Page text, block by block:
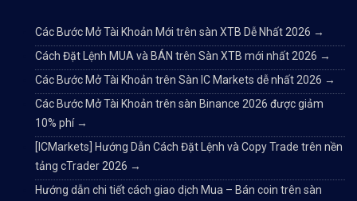
Các Bước Mở Tài Khoản Mới trên sàn XTB Dễ Nhất 2026 →
Cách Đặt Lệnh MUA và BÁN trên Sàn XTB mới nhất 2026 →
Các Bước Mở Tài Khoản trên Sàn IC Markets dễ nhất 2026 →
Các Bước Mở Tài Khoản trên sàn Binance 2026 được giảm
10% phí →
[ICMarkets] Hướng Dẫn Cách Đặt Lệnh và Copy Trade trên nền
tảng cTrader 2026 →
Hướng dẫn chi tiết cách giao dịch Mua – Bán coin trên sàn